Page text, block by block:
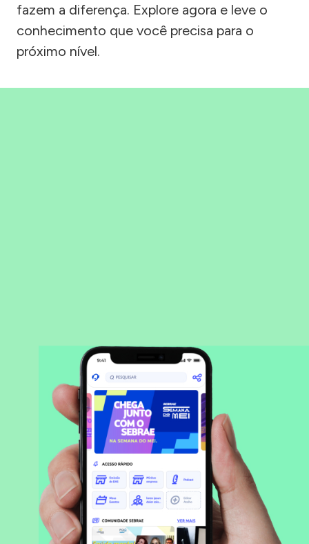
fazem a diferença. Explore agora e leve o
conhecimento que você precisa para o
próximo nível.